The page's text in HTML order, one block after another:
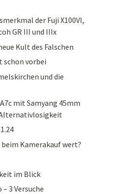
der Fuji X100VI,
GR III und IIIx
Kult des Falschen
vorbei
und die
mit Samyang 45mm
Kamerakauf wert?
im Blick
3 Versuche